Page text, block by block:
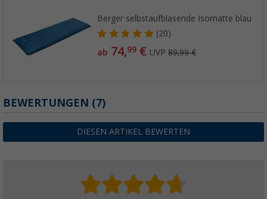
Berger selbstaufblasende Isomatte blau
(20)
ab 74,99 € UVP89,99 €
BEWERTUNGEN (7)
DIESEN ARTIKEL BEWERTEN